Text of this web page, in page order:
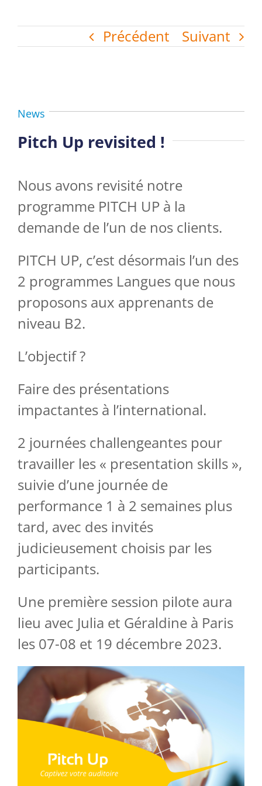
Précédent Suivant
News
Pitch Up revisited !
Nous avons revisité notre
programme PITCH UP à la
demande de l’un de nos clients.
PITCH UP, c’est désormais l’un des
2 programmes Langues que nous
proposons aux apprenants de
niveau B2.
L’objectif ?
Faire des présentations
impactantes à l’international.
2 journées challengeantes pour
travailler les « presentation skills »,
suivie d’une journée de
performance 1 à 2 semaines plus
tard, avec des invités
judicieusement choisis par les
participants.
Une première session pilote aura
lieu avec Julia et Géraldine à Paris
les 07-08 et 19 décembre 2023.